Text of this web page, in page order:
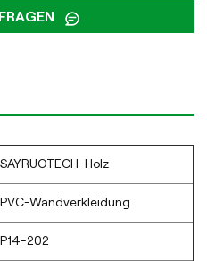
SAYRUOTECH-Holz
PVC-Wandverkleidung
P14-202